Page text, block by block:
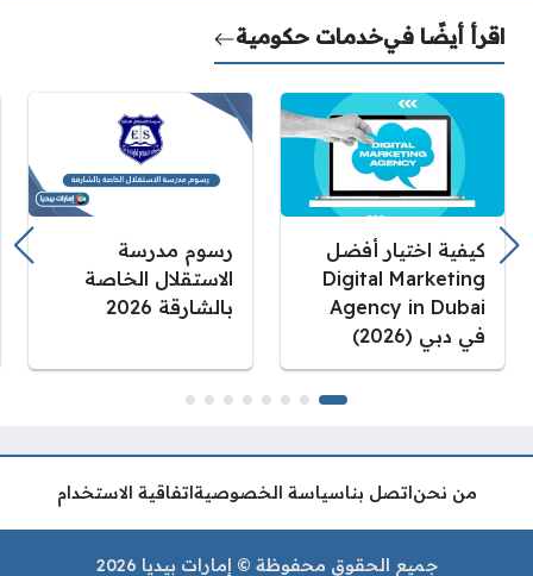
اقرأ أيضًا فيخدمات حكومية
كيفية اختيار أفضل
Digital Marketing
Agency in Dubai
في دبي (2026)
رسوم مدرسة
الاستقلال الخاصة
بالشارقة 2026
من نحن اتصل بناسياسة الخصوصية اتفاقية الاستخدام
جميع الحقوق محفوظة © إمارات بيديا 2026